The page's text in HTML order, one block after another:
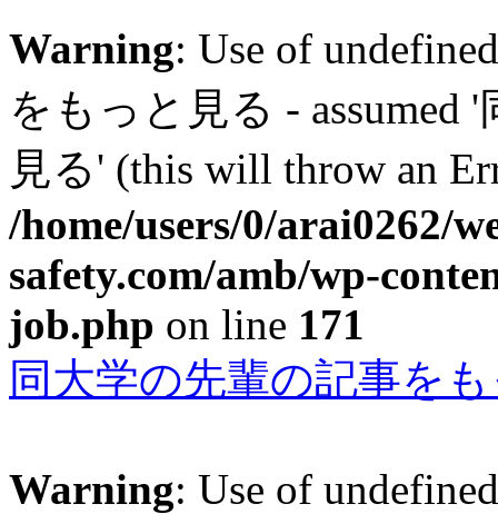
Warning: Use of
をもっと見る - assumed
見る' (this will throw an
/home/users/0/arai0262/
safety.com/amb/wp-
job.php on line 171
同大学の先輩の記事を
Warning: Use of